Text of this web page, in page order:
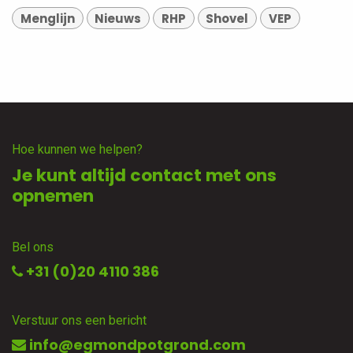
Menglijn Nieuws RHP Shovel VEP
Hoe kunnen we helpen?
Je kunt altijd contact met ons
opnemen
Bel ons
+31 (0)20 4110 386
Verstuur ons een bericht
info@egmondpotgrond.com